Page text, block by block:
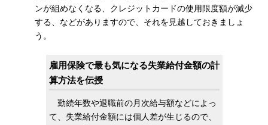
ンが組めなくなる、クレジットカードの使用限度額が減少
する、などがありますので、それを見越しておきましょ
う。
雇用保険で最も気になる失業給付金額の計
算方法を伝授
勤続年数や退職前の月次給与額などによっ
て、失業給付金額には個人差が生じるので、